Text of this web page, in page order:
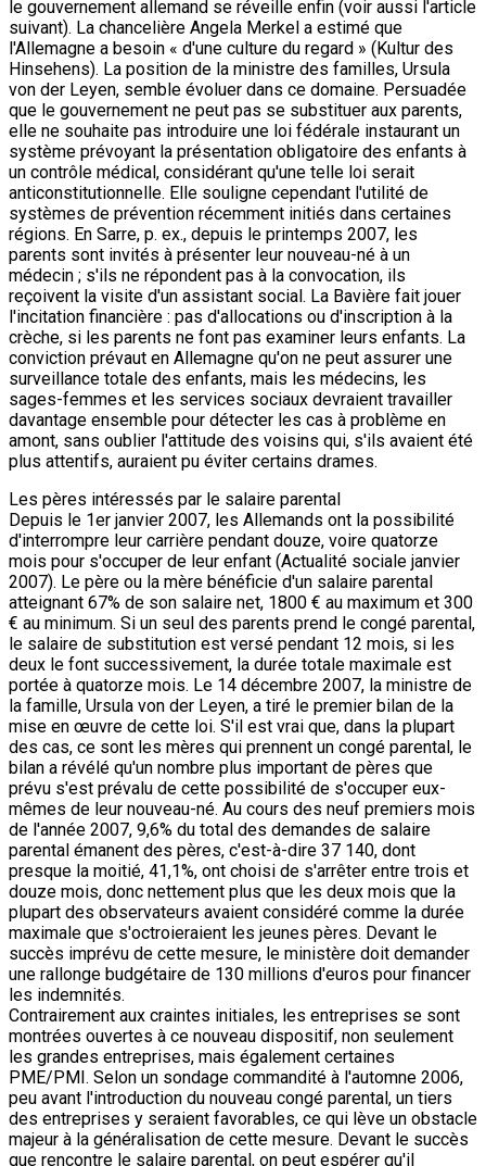
le gouvernement allemand se réveille enfin (voir aussi l'article
suivant). La chancelière Angela Merkel a estimé que
l'Allemagne a besoin « d'une culture du regard » (Kultur des
Hinsehens). La position de la ministre des familles, Ursula
von der Leyen, semble évoluer dans ce domaine. Persuadée
que le gouvernement ne peut pas se substituer aux parents,
elle ne souhaite pas introduire une loi fédérale instaurant un
système prévoyant la présentation obligatoire des enfants à
un contrôle médical, considérant qu'une telle loi serait
anticonstitutionnelle. Elle souligne cependant l'utilité de
systèmes de prévention récemment initiés dans certaines
régions. En Sarre, p. ex., depuis le printemps 2007, les
parents sont invités à présenter leur nouveau-né à un
médecin ; s'ils ne répondent pas à la convocation, ils
reçoivent la visite d'un assistant social. La Bavière fait jouer
l'incitation financière : pas d'allocations ou d'inscription à la
crèche, si les parents ne font pas examiner leurs enfants. La
conviction prévaut en Allemagne qu'on ne peut assurer une
surveillance totale des enfants, mais les médecins, les
sages-femmes et les services sociaux devraient travailler
davantage ensemble pour détecter les cas à problème en
amont, sans oublier l'attitude des voisins qui, s'ils avaient été
plus attentifs, auraient pu éviter certains drames.
Les pères intéressés par le salaire parental
Depuis le 1er janvier 2007, les Allemands ont la possibilité
d'interrompre leur carrière pendant douze, voire quatorze
mois pour s'occuper de leur enfant (Actualité sociale janvier
2007). Le père ou la mère bénéficie d'un salaire parental
atteignant 67% de son salaire net, 1800 € au maximum et 300
€ au minimum. Si un seul des parents prend le congé parental,
le salaire de substitution est versé pendant 12 mois, si les
deux le font successivement, la durée totale maximale est
portée à quatorze mois. Le 14 décembre 2007, la ministre de
la famille, Ursula von der Leyen, a tiré le premier bilan de la
mise en œuvre de cette loi. S'il est vrai que, dans la plupart
des cas, ce sont les mères qui prennent un congé parental, le
bilan a révélé qu'un nombre plus important de pères que
prévu s'est prévalu de cette possibilité de s'occuper eux-
mêmes de leur nouveau-né. Au cours des neuf premiers mois
de l'année 2007, 9,6% du total des demandes de salaire
parental émanent des pères, c'est-à-dire 37 140, dont
presque la moitié, 41,1%, ont choisi de s'arrêter entre trois et
douze mois, donc nettement plus que les deux mois que la
plupart des observateurs avaient considéré comme la durée
maximale que s'octroieraient les jeunes pères. Devant le
succès imprévu de cette mesure, le ministère doit demander
une rallonge budgétaire de 130 millions d'euros pour financer
les indemnités.
Contrairement aux craintes initiales, les entreprises se sont
montrées ouvertes à ce nouveau dispositif, non seulement
les grandes entreprises, mais également certaines
PME/PMI. Selon un sondage commandité à l'automne 2006,
peu avant l'introduction du nouveau congé parental, un tiers
des entreprises y seraient favorables, ce qui lève un obstacle
majeur à la généralisation de cette mesure. Devant le succès
que rencontre le salaire parental, on peut espérer qu'il